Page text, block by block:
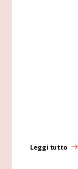
Leggi tutto